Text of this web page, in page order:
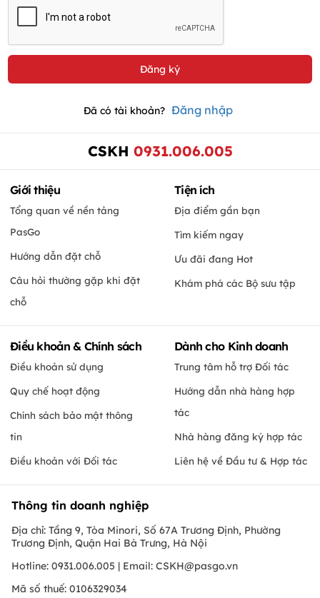
Đã có tài khoản? Đăng nhập
CSKH 0931.006.005
Giới thiệu
Tổng quan về nền tảng
PasGo
Hướng dẫn đặt chỗ
Câu hỏi thường gặp khi đặt
chỗ
Tiện ích
Địa điểm gần bạn
Tìm kiếm ngay
Ưu đãi đang Hot
Khám phá các Bộ sưu tập
Điều khoản & Chính sách
Điều khoản sử dụng
Quy chế hoạt động
Chính sách bảo mật thông
tin
Điều khoản với Đối tác
Dành cho Kinh doanh
Trung tâm hỗ trợ Đối tác
Hướng dẫn nhà hàng hợp
tác
Nhà hàng đăng ký hợp tác
Liên hệ về Đầu tư & Hợp tác
Thông tin doanh nghiệp
Địa chỉ: Tầng 9, Tòa Minori, Số 67A Trương Định, Phường
Trương Định, Quận Hai Bà Trưng, Hà Nội
Hotline: 0931.006.005 | Email: CSKH@pasgo.vn
Mã số thuế: 0106329034